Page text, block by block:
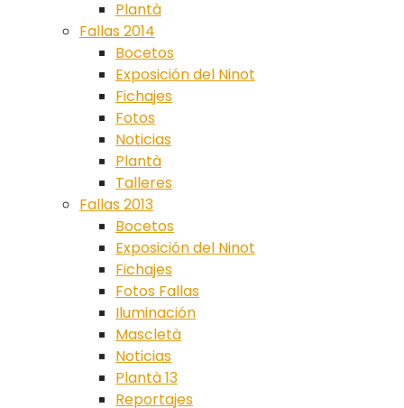
Plantà
Fallas 2014
Bocetos
Exposición del Ninot
Fichajes
Fotos
Noticias
Plantà
Talleres
Fallas 2013
Bocetos
Exposición del Ninot
Fichajes
Fotos Fallas
Iluminación
Mascletà
Noticias
Plantà 13
Reportajes